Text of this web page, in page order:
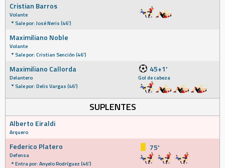
Cristian Barros
Volante
Sale por: José Neris (46')
Maximiliano Noble
Volante
Sale por: Cristian Sención (46')
Maximiliano Callorda
Delantero
Sale por: Delis Vargas (46')
45+1'
Gol de cabeza
SUPLENTES
Alberto Eiraldi
Arquero
Federico Platero
Defensa
Entra por: Anyelo Rodríguez (46')
75'